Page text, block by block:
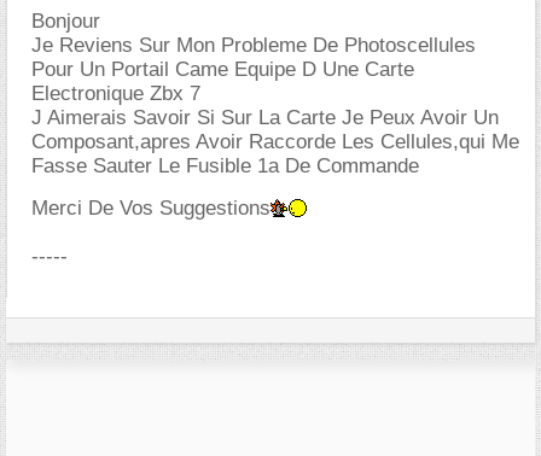
Bonjour
Je Reviens Sur Mon Probleme De Photoscellules
Pour Un Portail Came Equipe D Une Carte
Electronique Zbx 7
J Aimerais Savoir Si Sur La Carte Je Peux Avoir Un
Composant,apres Avoir Raccorde Les Cellules,qui Me
Fasse Sauter Le Fusible 1a De Commande
Merci De Vos Suggestions
-----